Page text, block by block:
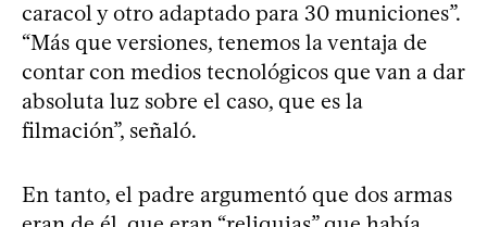
caracol y otro adaptado para 30 municiones”.
“Más que versiones, tenemos la ventaja de
contar con medios tecnológicos que van a dar
absoluta luz sobre el caso, que es la
filmación”, señaló.
En tanto, el padre argumentó que dos armas